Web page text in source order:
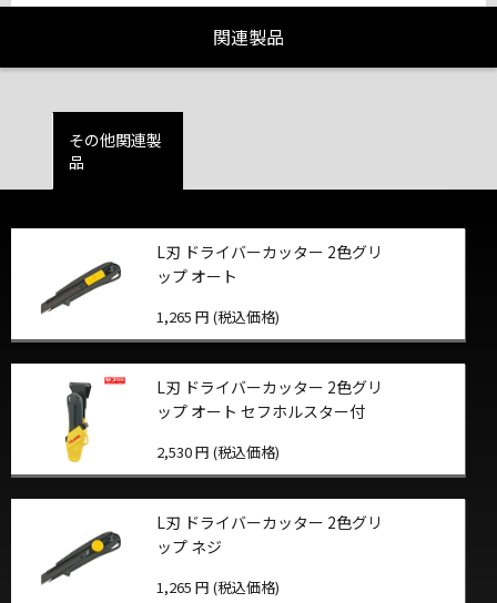
関連製品
その他関連製
品
L刃 ドライバーカッター 2色グリ
ップ オート
1,265 円 (税込価格)
L刃 ドライバーカッター 2色グリ
ップ オート セフホルスター付
2,530 円 (税込価格)
L刃 ドライバーカッター 2色グリ
ップ ネジ
1,265 円 (税込価格)